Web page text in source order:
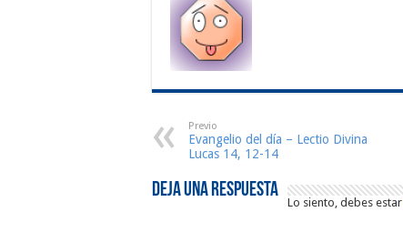
Previo
Evangelio del día – Lectio Divina
Lucas 14, 12-14
Deja una respuesta
Lo siento, debes estar